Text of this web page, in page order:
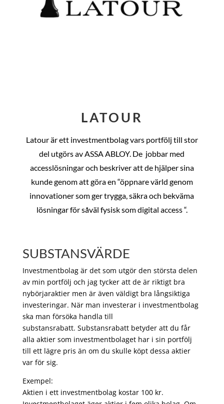
LATOUR
Latour är ett investmentbolag vars portfölj till stor
del utgörs av ASSA ABLOY. De jobbar med
accesslösningar och beskriver att de hjälper sina
kunde genom att göra en “öppnare värld genom
innovationer som ger trygga, säkra och bekväma
lösningar för såväl fysisk som digital access “.
SUBSTANSVÄRDE
Investmentbolag är det som utgör den största delen
av min portfölj och jag tycker att de är riktigt bra
nybörjaraktier men är även väldigt bra långsiktiga
investeringar. När man investerar i investmentbolag
ska man försöka handla till
substansrabatt. Substansrabatt betyder att du får
alla aktier som investmentbolaget har i sin portfölj
till ett lägre pris än om du skulle köpt dessa aktier
var för sig.
Exempel:
Aktien i ett investmentbolag kostar 100 kr.